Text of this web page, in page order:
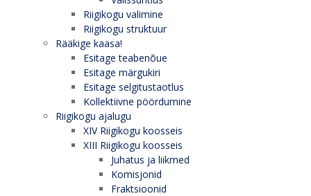
Riigikogu valimine
Riigikogu struktuur
Rääkige kaasa!
Esitage teabenõue
Esitage märgukiri
Esitage selgitustaotlus
Kollektiivne pöördumine
Riigikogu ajalugu
XIV Riigikogu koosseis
XIII Riigikogu koosseis
Juhatus ja liikmed
Komisjonid
Fraktsioonid